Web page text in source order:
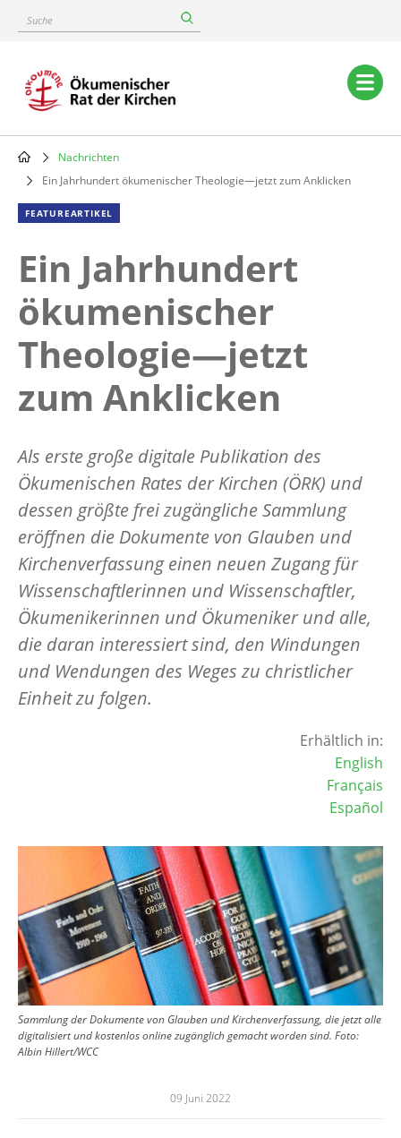
content
Suche
Main
navigation
Breadcrumb
Nachrichten
Ein Jahrhundert ökumenischer Theologie—jetzt zum Anklicken
FEATUREARTIKEL
Ein Jahrhundert
ökumenischer
Theologie—jetzt
zum Anklicken
Als erste große digitale Publikation des
Ökumenischen Rates der Kirchen (ÖRK) und
dessen größte frei zugängliche Sammlung
eröffnen die Dokumente von Glauben und
Kirchenverfassung einen neuen Zugang für
Wissenschaftlerinnen und Wissenschaftler,
Ökumenikerinnen und Ökumeniker und alle,
die daran interessiert sind, den Windungen
und Wendungen des Weges zu christlicher
Einheit zu folgen.
Erhältlich in:
English
Français
Español
Sammlung der Dokumente von Glauben und Kirchenverfassung, die jetzt alle
digitalisiert und kostenlos online zugänglich gemacht worden sind. Foto:
Albin Hillert/WCC
09 Juni 2022